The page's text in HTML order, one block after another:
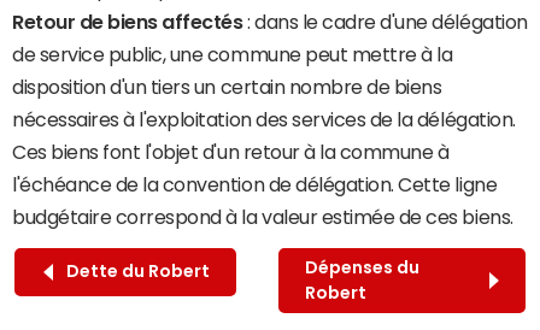
Retour de biens affectés: dans le cadre d'une délégation
de service public, une commune peut mettre à la
disposition d'un tiers un certain nombre de biens
nécessaires à l'exploitation des services de la délégation.
Ces biens font l'objet d'un retour à la commune à
l'échéance de la convention de délégation. Cette ligne
budgétaire correspond à la valeur estimée de ces biens.
Dette du Robert
Dépenses du
Robert